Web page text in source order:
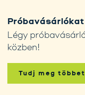
Légy
közben!
Tudj meg